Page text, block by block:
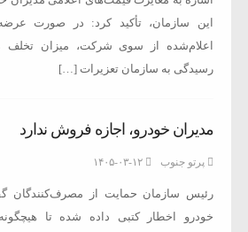
این سازمان، تأکید کرد: در صورت
اعلام‌شده از سوی شرکت، میزان تخلف
رسیدگی به سازمان تعزیرات […]
مدیران خودرو، اجازه فروش ندارد
پرتو جنوب ۱۴۰۵-۰۳-۱۲
رئیس سازمان حمایت از مصرف‌کنندگان
خودرو اخطار کتبی داده شده تا